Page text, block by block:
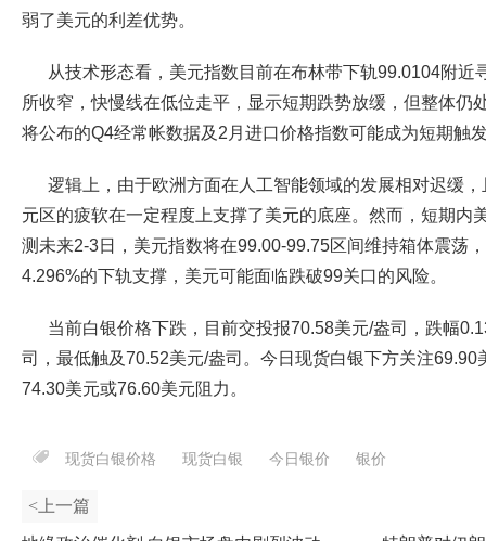
弱了美元的利差优势。
从技术形态看，美元指数目前在布林带下轨99.0104附近
所收窄，快慢线在低位走平，显示短期跌势放缓，但整体仍
将公布的Q4经常帐数据及2月进口价格指数可能成为短期触
逻辑上，由于欧洲方面在人工智能领域的发展相对迟缓
元区的疲软在一定程度上支撑了美元的底座。然而，短期内
测未来2-3日，美元指数将在99.00-99.75区间维持箱体震荡
4.296%的下轨支撑，美元可能面临跌破99关口的风险。
当前白银价格下跌，目前交投报70.58美元/盎司，跌幅
司，最低触及70.52美元/盎司。今日现货白银下方关注69.90
74.30美元或76.60美元阻力。
现货白银价格 现货白银 今日银价 银价
<上一篇